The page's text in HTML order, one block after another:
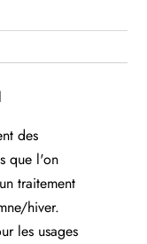
des
que l'on
traitement
hiver.
les usages